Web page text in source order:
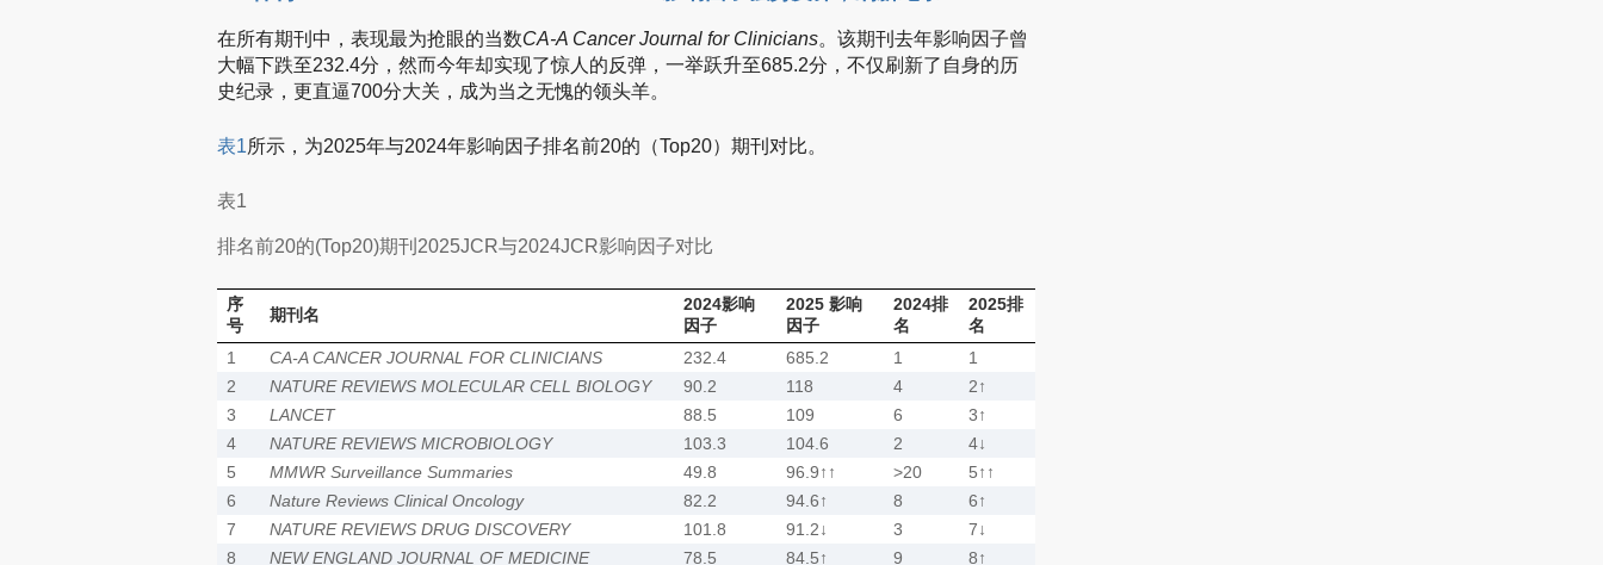
在所有期刊中，表现最为抢眼的当数CA-A Cancer Journal for Clinicians。该期刊去年影响因子曾
大幅下跌至232.4分，然而今年却实现了惊人的反弹，一举跃升至685.2分，不仅刷新了自身的历
史纪录，更直逼700分大关，成为当之无愧的领头羊。
表1所示，为2025年与2024年影响因子排名前20的（Top20）期刊对比。
表1
排名前20的(Top20)期刊2025JCR与2024JCR影响因子对比
序
号
期刊名
2024影响
因子
2025 影响
因子
2024排
名
2025排
名
1
CA-A CANCER JOURNAL FOR CLINICIANS 232.4 685.2 1
1
2
NATURE REVIEWS MOLECULAR CELL BIOLOGY 90.2 118 4
2↑
3
LANCET 88.5 109 6
3↑
4
NATURE REVIEWS MICROBIOLOGY 103.3 104.6 2
4↓
5
MMWR Surveillance Summaries 49.8 96.9↑↑ >20
5↑↑
6
Nature Reviews Clinical Oncology 82.2 94.6↑ 8
6↑
7
NATURE REVIEWS DRUG DISCOVERY 101.8 91.2↓ 3
7↓
8
NEW ENGLAND JOURNAL OF MEDICINE 78.5 84.5↑ 9 8↑